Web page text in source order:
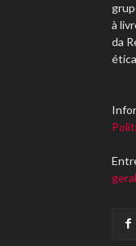
à
da